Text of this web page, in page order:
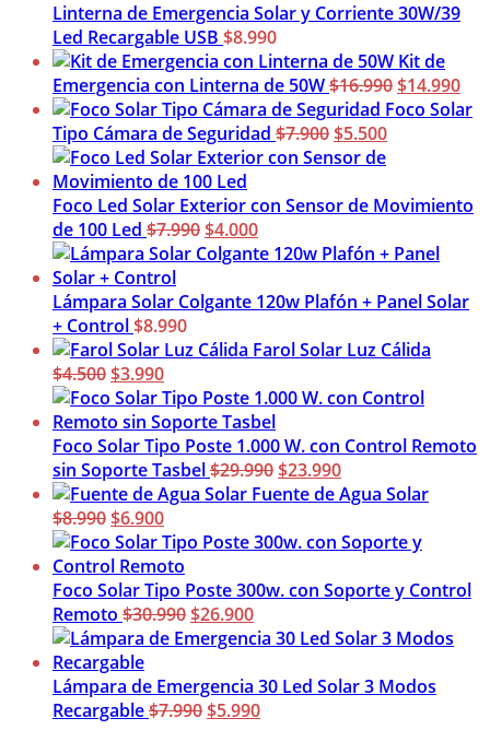
Linterna de Emergencia Solar y Corriente 30W/39
Led Recargable USB $8.990
Kit de
Emergencia con Linterna de 50W$16.990El
precio
$14.990El
Foco Solar
Tipo Cámara de Seguridad $7.900El
precio
era:
$5.500El
es:
Foco Led Solar Exterior con Sensor de Movimiento
de 100 Led $7.990El
precio
era:
$4.000El
precio
es:
Lámpara Solar Colgante 120w Plafón + Panel Solar
+ Control$8.990
Farol Solar Luz Cálida
$4.500El
precio
original
era:
$4.500.
$3.990El
precio
actual
es:
$3.990.
Foco Solar Tipo Poste 1.000 W. con Control Remoto
sin Soporte Tasbel$29.990El
precio
era:
$23.990El
precio
es:
Fuente de Agua Solar
$8.990El
precio
original
era:
$8.990.
$6.900El
precio
actual
es:
$6.900.
Foco Solar Tipo Poste 300w. con Soporte y Control
Remoto $30.990El
precio
era:
$30.990.
$26.900El
precio
es:
$26.900.
Lámpara de Emergencia 30 Led Solar 3 Modos
Recargable$7.990El
$5.990El